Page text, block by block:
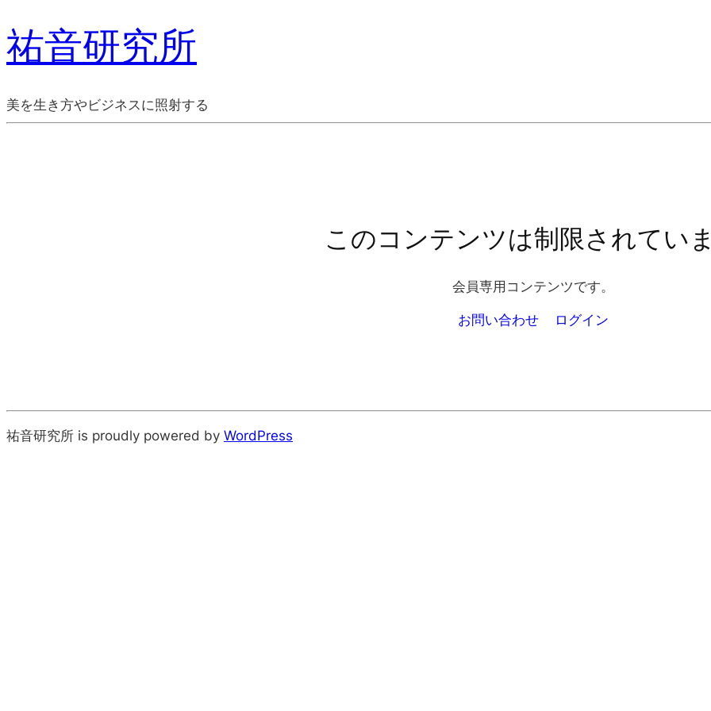
祐音研究所
美を生き方やビジネスに照射する
このコンテンツは制限されてい
会員専用コンテンツです。
お問い合わせ ログイン
祐音研究所 is proudly powered by WordPress